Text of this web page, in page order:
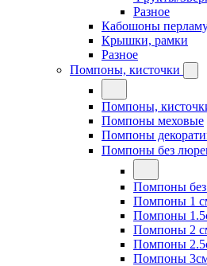
Разное
Кабошоны
Крышки, рамки
Разное
Помпоны, кисточки
Помпоны,
Помпоны меховые
Помпоны
Помпоны без
Помпоны без
Помпоны 1
Помпоны
Помпоны 2
Помпоны
Помпоны